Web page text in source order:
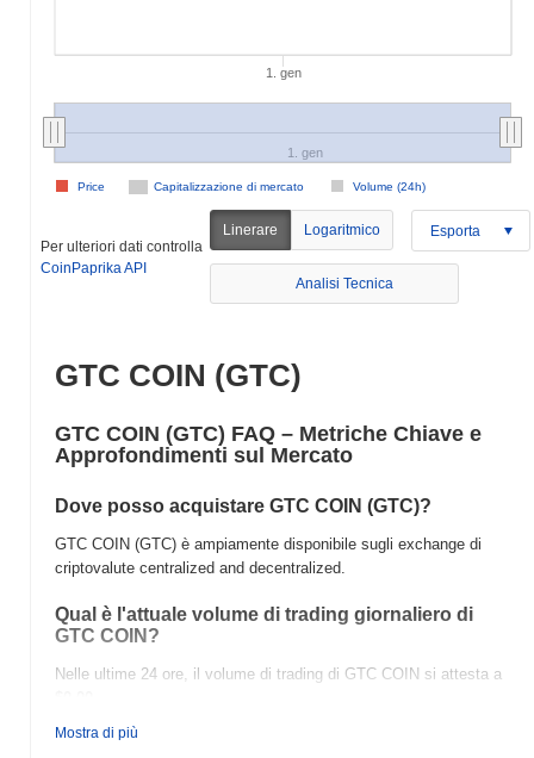
1. gen
Capitalizzazione di mercato Volume (24h)
Price
1. gen
Per ulteriori dati controlla
CoinPaprika API
Linerare Logaritmico Esporta
Analisi Tecnica
GTC COIN (GTC)
GTC COIN (GTC) FAQ – Metriche Chiave e
Approfondimenti sul Mercato
Dove posso acquistare GTC COIN (GTC)?
GTC COIN (GTC) è ampiamente disponibile sugli exchange di
criptovalute centralized and decentralized.
Qual è l'attuale volume di trading giornaliero di
GTC COIN?
Nelle ultime 24 ore, il volume di trading di GTC COIN si attesta a
Qual è lo storico della fascia di prezzo di GTC
Mostra di più